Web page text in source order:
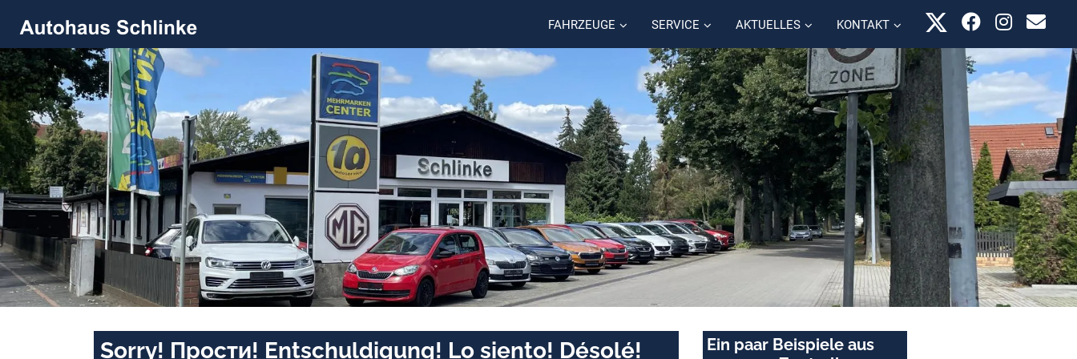
FAHRZEUGE SERVICE AKTUELLES KONTAKT
Sorry! Прости! Entschuldigung! Lo siento! Désolé!
Ein paar Beispiele aus